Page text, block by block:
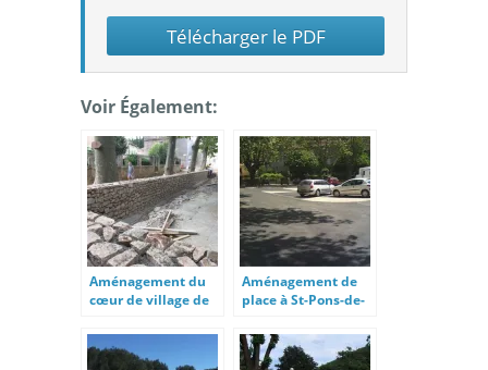
Télécharger le PDF
Voir Également:
Aménagement du
cœur de village de
Aménagement de
place à St-Pons-de-